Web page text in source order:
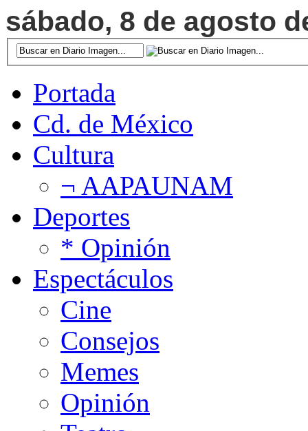
sábado, 8 de agosto
Portada
Cd. de México
Cultura
¬ AAPAUNAM
Deportes
* Opinión
Espectáculos
Cine
Consejos
Memes
Opinión